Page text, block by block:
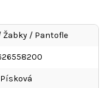
Žabky / Pantofle
Písková